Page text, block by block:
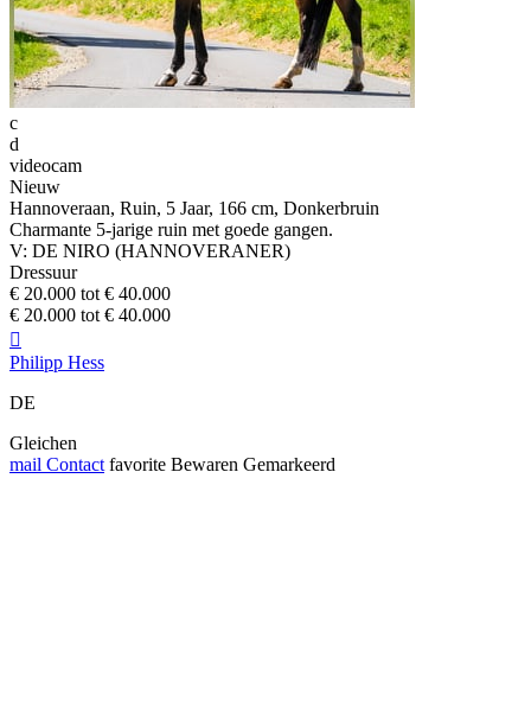
c
d
videocam
Nieuw
Hannoveraan, Ruin, 5 Jaar, 166 cm, Donkerbruin
Charmante 5-jarige ruin met goede gangen.
V: DE NIRO (HANNOVERANER)
Dressuur
€ 20.000 tot € 40.000
€ 20.000 tot € 40.000

Philipp Hess
DE
Gleichen
mail Contact favorite Bewaren Gemarkeerd